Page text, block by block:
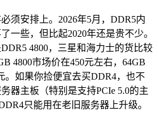
须安排上。2026年5月，DDR5内
一些，但比起2020年还是贵不少。
4800，三星和海力士的货比较
4800市场价在450元左右，64GB
。如果你捡便宜去买DDR4，也不
器主板（特别是支持PCIe 5.0的主
只能用在老旧服务器上升级。